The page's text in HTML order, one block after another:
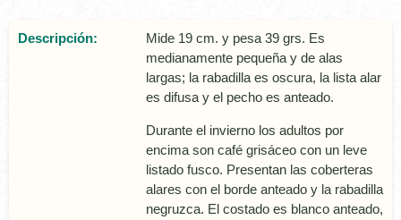
Descripción:
Mide 19 cm. y pesa 39 grs. Es
medianamente pequeña y de alas
largas; la rabadilla es oscura, la lista alar
es difusa y el pecho es anteado.
Durante el invierno los adultos por
encima son café grisáceo con un leve
listado fusco. Presentan las coberteras
alares con el borde anteado y la rabadilla
negruzca. El costado es blanco anteado,